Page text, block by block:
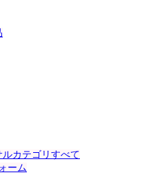
カテゴリすべて
ーム